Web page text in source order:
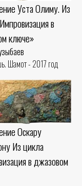
Уста Олиму. Из
в
ключе»
Шамот - 2017 год
Оскару
Из цикла
в джазовом